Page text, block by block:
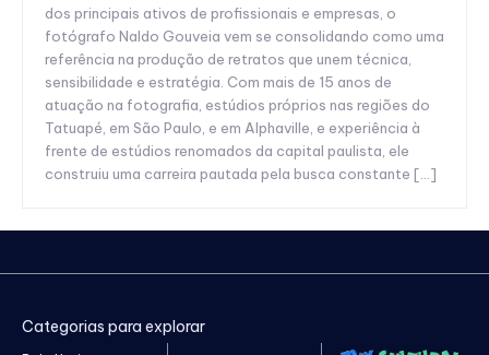
dos principais ativos de profissionais e empresas, o
fotógrafo Naldo Gouveia vem se consolidando como uma
referência na produção de retratos que unem técnica,
sensibilidade e estratégia. Com mais de 15 anos de
atuação na fotografia, estúdios próprios nas regiões do
Tatuapé, em São Paulo, e em Alphaville, e experiência à
frente de estúdios renomados da capital paulista, ele
construiu uma carreira pautada pela busca constante […]
Categorias para explorar